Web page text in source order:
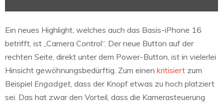
Ein neues Highlight, welches auch das Basis-iPhone 16
betrifft, ist „Camera Control“. Der neue Button auf der
rechten Seite, direkt unter dem Power-Button, ist in vielerlei
Hinsicht gewöhnungsbedürftig. Zum einen kritisiert zum
Beispiel Engadget, dass der Knopf etwas zu hoch platziert
sei. Das hat zwar den Vorteil, dass die Kamerasteuerung